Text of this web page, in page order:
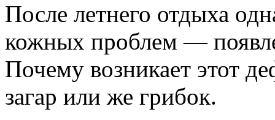
После летнего отдыха
кожных проблем —
Почему возникает этот
загар или же грибок.